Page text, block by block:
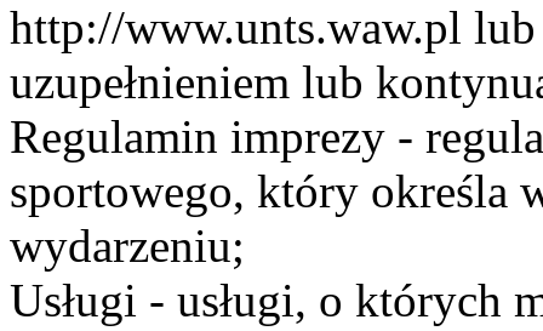
http://www.unts.waw.pl lub
uzupełnieniem lub
Regulamin imprezy -
sportowego, który określa
wydarzeniu;
Usługi - usługi, o których